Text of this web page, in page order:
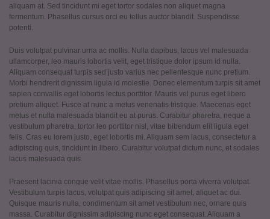
aliquam at. Sed tincidunt mi eget tortor sodales non aliquet magna
fermentum. Phasellus cursus orci eu tellus auctor blandit. Suspendisse
potenti.
Duis volutpat pulvinar urna ac mollis. Nulla dapibus, lacus vel malesuada
ullamcorper, leo mauris lobortis velit, eget tristique dolor ipsum id nulla.
Aliquam consequat turpis sed justo varius nec pellentesque nunc pretium.
Morbi hendrerit dignissim ligula id molestie. Donec elementum turpis sit amet
sapien convallis eget lobortis lectus porttitor. Mauris vel purus eget libero
pretium aliquet. Fusce at nunc a metus venenatis tristique. Maecenas eget
metus et nulla malesuada blandit eu at purus. Curabitur pharetra, neque a
vestibulum pharetra, tortor leo porttitor nisl, vitae bibendum elit ligula eget
felis. Cras eu lorem justo, eget lobortis mi. Aliquam sem lacus, consectetur a
adipiscing quis, tincidunt in libero. Curabitur volutpat dictum nunc, et sodales
lacus malesuada quis.
Praesent lacinia congue velit vitae mollis. Phasellus porta viverra volutpat.
Vestibulum turpis lacus, volutpat quis adipiscing sit amet, aliquet ac dui.
Quisque mauris nulla, condimentum sit amet vestibulum nec, ornare quis
massa. Curabitur dignissim adipiscing nunc eget consequat. Aliquam a